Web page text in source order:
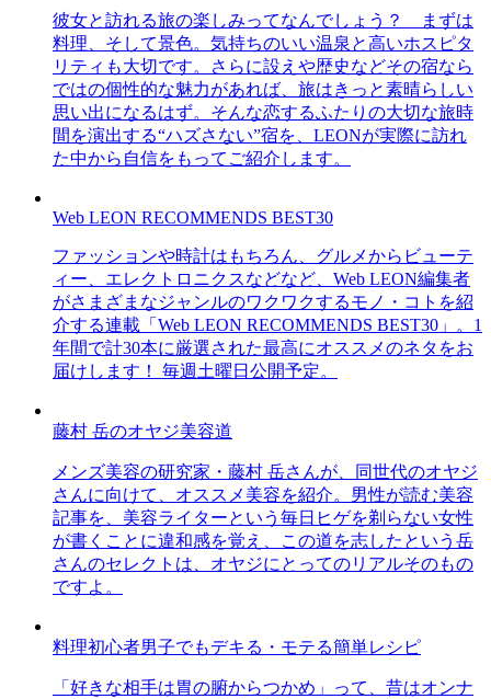
彼女と訪れる旅の楽しみってなんでしょう？ まずは
料理、そして景色。気持ちのいい温泉と高いホスピタ
リティも大切です。さらに設えや歴史などその宿なら
ではの個性的な魅力があれば、旅はきっと素晴らしい
思い出になるはず。そんな恋するふたりの大切な旅時
間を演出する“ハズさない”宿を、LEONが実際に訪れ
た中から自信をもってご紹介します。
Web LEON RECOMMENDS BEST30
ファッションや時計はもちろん、グルメからビューテ
ィー、エレクトロニクスなどなど、Web LEON編集者
がさまざまなジャンルのワクワクするモノ・コトを紹
介する連載「Web LEON RECOMMENDS BEST30」。1
年間で計30本に厳選された最高にオススメのネタをお
届けします！ 毎週土曜日公開予定。
藤村 岳のオヤジ美容道
メンズ美容の研究家・藤村 岳さんが、同世代のオヤジ
さんに向けて、オススメ美容を紹介。男性が読む美容
記事を、美容ライターという毎日ヒゲを剃らない女性
が書くことに違和感を覚え、この道を志したという岳
さんのセレクトは、オヤジにとってのリアルそのもの
ですよ。
料理初心者男子でもデキる・モテる簡単レシピ
「好きな相手は胃の腑からつかめ」って、昔はオンナ